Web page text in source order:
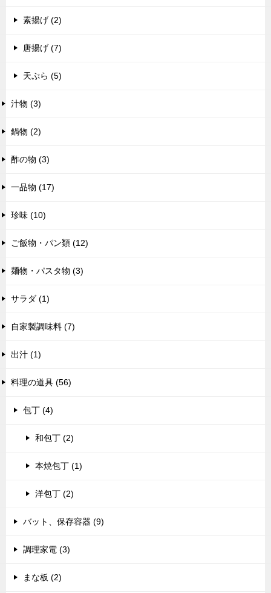
素揚げ (2)
唐揚げ (7)
天ぷら (5)
汁物 (3)
鍋物 (2)
酢の物 (3)
一品物 (17)
珍味 (10)
ご飯物・パン類 (12)
麺物・パスタ物 (3)
サラダ (1)
自家製調味料 (7)
出汁 (1)
料理の道具 (56)
包丁 (4)
和包丁 (2)
本焼包丁 (1)
洋包丁 (2)
バット、保存容器 (9)
調理家電 (3)
まな板 (2)